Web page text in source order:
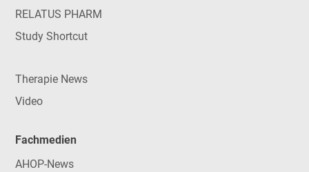
RELATUS PHARM
Study Shortcut
Therapie News
Video
Fachmedien
AHOP-News